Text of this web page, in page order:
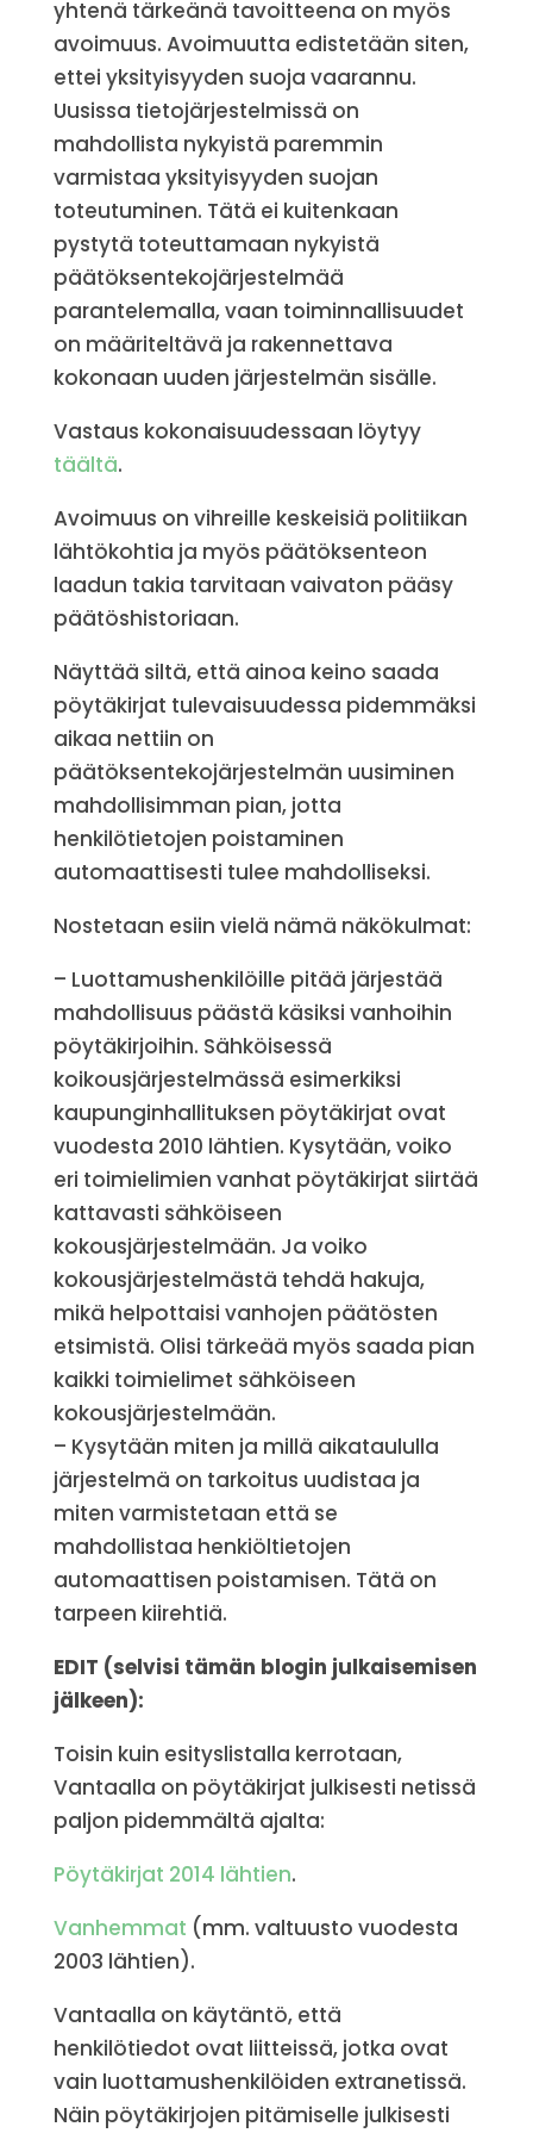
yhtenä tärkeänä tavoitteena on myös
avoimuus. Avoimuutta edistetään siten,
ettei yksityisyyden suoja vaarannu.
Uusissa tietojärjestelmissä on
mahdollista nykyistä paremmin
varmistaa yksityisyyden suojan
toteutuminen. Tätä ei kuitenkaan
pystytä toteuttamaan nykyistä
päätöksentekojärjestelmää
parantelemalla, vaan toiminnallisuudet
on määriteltävä ja rakennettava
kokonaan uuden järjestelmän sisälle.
Vastaus kokonaisuudessaan löytyy
täältä.
Avoimuus on vihreille keskeisiä politiikan
lähtökohtia ja myös päätöksenteon
laadun takia tarvitaan vaivaton pääsy
päätöshistoriaan.
Näyttää siltä, että ainoa keino saada
pöytäkirjat tulevaisuudessa pidemmäksi
aikaa nettiin on
päätöksentekojärjestelmän uusiminen
mahdollisimman pian, jotta
henkilötietojen poistaminen
automaattisesti tulee mahdolliseksi.
Nostetaan esiin vielä nämä näkökulmat:
– Luottamushenkilöille pitää järjestää
mahdollisuus päästä käsiksi vanhoihin
pöytäkirjoihin. Sähköisessä
koikousjärjestelmässä esimerkiksi
kaupunginhallituksen pöytäkirjat ovat
vuodesta 2010 lähtien. Kysytään, voiko
eri toimielimien vanhat pöytäkirjat siirtää
kattavasti sähköiseen
kokousjärjestelmään. Ja voiko
kokousjärjestelmästä tehdä hakuja,
mikä helpottaisi vanhojen päätösten
etsimistä. Olisi tärkeää myös saada pian
kaikki toimielimet sähköiseen
kokousjärjestelmään.
– Kysytään miten ja millä aikataululla
järjestelmä on tarkoitus uudistaa ja
miten varmistetaan että se
mahdollistaa henkiöltietojen
automaattisen poistamisen. Tätä on
tarpeen kiirehtiä.
EDIT (selvisi tämän blogin julkaisemisen
jälkeen):
Toisin kuin esityslistalla kerrotaan,
Vantaalla on pöytäkirjat julkisesti netissä
paljon pidemmältä ajalta:
Pöytäkirjat 2014 lähtien.
Vanhemmat (mm. valtuusto vuodesta
2003 lähtien).
Vantaalla on käytäntö, että
henkilötiedot ovat liitteissä, jotka ovat
vain luottamushenkilöiden extranetissä.
Näin pöytäkirjojen pitämiselle julkisesti